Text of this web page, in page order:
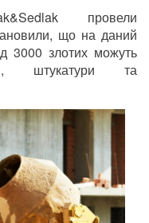
провели
що на даний
3000 злотих можуть
штукатури та